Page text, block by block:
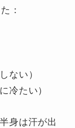
：
ない）
冷たい）
身は汗が出